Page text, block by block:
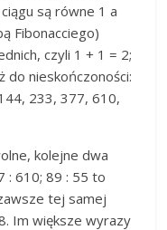
są równe 1 a
Fibonacciego)
czyli 1 + 1 = 2;
do nieskończoności:
233, 377, 610,
kolejne dwa
: 610; 89 : 55 to
tej samej
Im większe wyrazy